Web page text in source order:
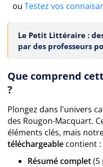
ou Testez vos
Le Petit Littéraire :
par des professeurs
Que comprend
?
Plongez dans l'univers
des Rougon-Macquart.
éléments clés, mais
téléchargeable contient :
Résumé complet(5